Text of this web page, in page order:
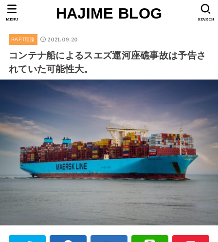
HAJIME BLOG SEARCH
MENU
RAPT理論 2021.09.20
コンテナ船によるスエズ運河座礁事故は予告さ
れていた可能性大。